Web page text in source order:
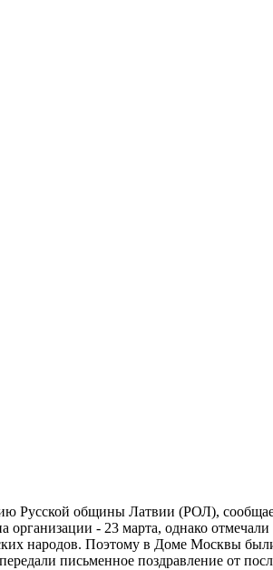
Русской общины Латвии (РОЛ),
- 23 марта, однако
народов. Поэтому в Доме Москвы
письменное поздравление от